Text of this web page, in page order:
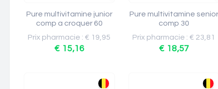
Pure multivitamine junior
comp a croquer 60
Prix pharmacie : € 19,95
€ 15,16
Pure multivitamine senior
comp 30
Prix pharmacie : € 23,81
€ 18,57